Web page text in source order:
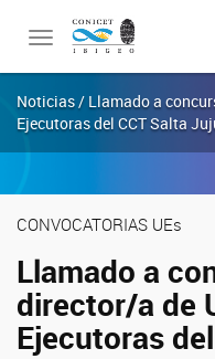
Toggle
Noticias / Llamado a
Ejecutoras del CCT Salta
CONVOCATORIAS UEs
Llamado a
director/a de
Ejecutoras